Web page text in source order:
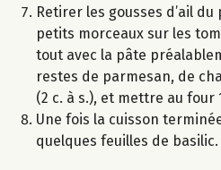
Retirer les gousses d’ail
petits morceaux sur les
tout avec la pâte
restes de parmesan, de
(2 c. à s.), et mettre au four
Une fois la cuisson
quelques feuilles de basilic.